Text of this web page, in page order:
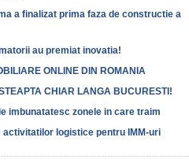
a finalizat prima faza de constructie a
au premiat inovatia!
ONLINE DIN ROMANIA
CHIAR LANGA BUCURESTI!
imbunatatesc zonele in care traim
activitatilor logistice pentru IMM-uri